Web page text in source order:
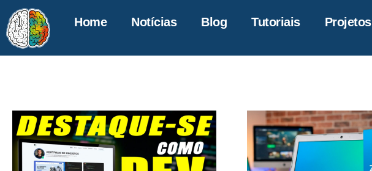
Home Notícias Blog Tutoriais Projetos